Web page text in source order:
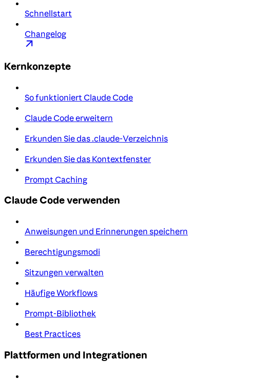
Schnellstart
Changelog
Kernkonzepte
So funktioniert Claude Code
Claude Code erweitern
Erkunden Sie das .claude-Verzeichnis
Erkunden Sie das Kontextfenster
Prompt Caching
Claude Code verwenden
Anweisungen und Erinnerungen speichern
Berechtigungsmodi
Sitzungen verwalten
Häufige Workflows
Prompt-Bibliothek
Best Practices
Plattformen und Integrationen